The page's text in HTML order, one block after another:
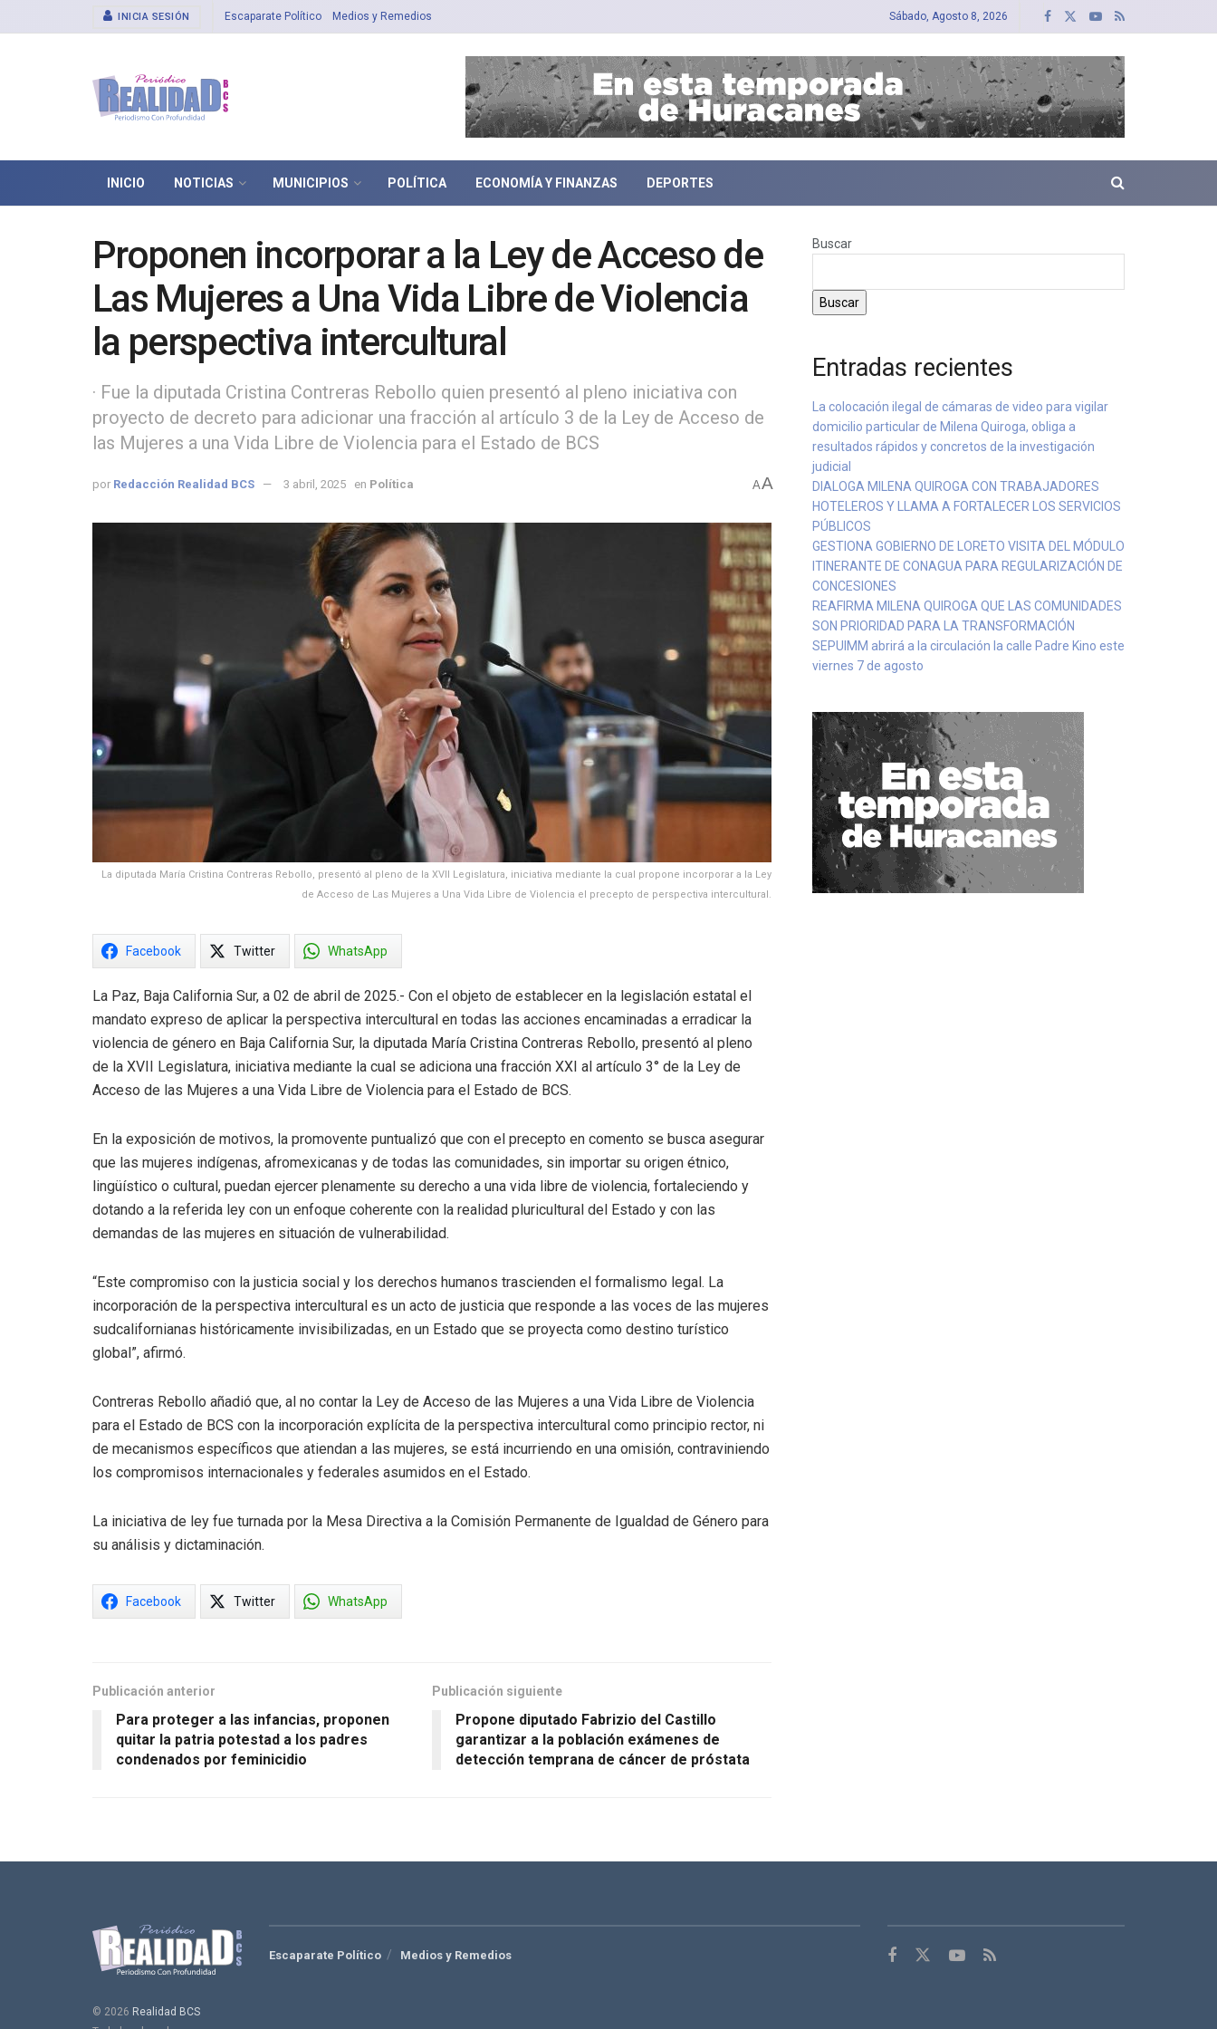
INICIA SESIÓN Escaparate Político Medios y Remedios Sábado, Agosto 8, 2026
INICIO NOTICIAS MUNICIPIOS POLÍTICA ECONOMÍA Y FINANZAS DEPORTES
Proponen incorporar a la Ley de Acceso de
Las Mujeres a Una Vida Libre de Violencia
la perspectiva intercultural
· Fue la diputada Cristina Contreras Rebollo quien presentó al pleno iniciativa con
proyecto de decreto para adicionar una fracción al artículo 3 de la Ley de Acceso de
las Mujeres a una Vida Libre de Violencia para el Estado de BCS
por Redacción Realidad BCS 3 abril, 2025 en Política AA
La diputada María Cristina Contreras Rebollo, presentó al pleno de la XVII Legislatura, iniciativa mediante la cual propone incorporar a la Ley
de Acceso de Las Mujeres a Una Vida Libre de Violencia el precepto de perspectiva intercultural.
Facebook Twitter WhatsApp
La Paz, Baja California Sur, a 02 de abril de 2025.- Con el objeto de establecer en la legislación estatal el
mandato expreso de aplicar la perspectiva intercultural en todas las acciones encaminadas a erradicar la
violencia de género en Baja California Sur, la diputada María Cristina Contreras Rebollo, presentó al pleno
de la XVII Legislatura, iniciativa mediante la cual se adiciona una fracción XXI al artículo 3° de la Ley de
Acceso de las Mujeres a una Vida Libre de Violencia para el Estado de BCS.
En la exposición de motivos, la promovente puntualizó que con el precepto en comento se busca asegurar
que las mujeres indígenas, afromexicanas y de todas las comunidades, sin importar su origen étnico,
lingüístico o cultural, puedan ejercer plenamente su derecho a una vida libre de violencia, fortaleciendo y
dotando a la referida ley con un enfoque coherente con la realidad pluricultural del Estado y con las
demandas de las mujeres en situación de vulnerabilidad.
“Este compromiso con la justicia social y los derechos humanos trascienden el formalismo legal. La
incorporación de la perspectiva intercultural es un acto de justicia que responde a las voces de las mujeres
sudcalifornianas históricamente invisibilizadas, en un Estado que se proyecta como destino turístico
global”, afirmó.
Contreras Rebollo añadió que, al no contar la Ley de Acceso de las Mujeres a una Vida Libre de Violencia
para el Estado de BCS con la incorporación explícita de la perspectiva intercultural como principio rector, ni
de mecanismos específicos que atiendan a las mujeres, se está incurriendo en una omisión, contraviniendo
los compromisos internacionales y federales asumidos en el Estado.
La iniciativa de ley fue turnada por la Mesa Directiva a la Comisión Permanente de Igualdad de Género para
su análisis y dictaminación.
Facebook Twitter WhatsApp
Publicación anterior
Para proteger a las infancias, proponen
quitar la patria potestad a los padres
condenados por feminicidio
Publicación siguiente
Propone diputado Fabrizio del Castillo
garantizar a la población exámenes de
detección temprana de cáncer de próstata
Buscar
Buscar
Entradas recientes
La colocación ilegal de cámaras de video para vigilar
domicilio particular de Milena Quiroga, obliga a
resultados rápidos y concretos de la investigación
judicial
DIALOGA MILENA QUIROGA CON TRABAJADORES
HOTELEROS Y LLAMA A FORTALECER LOS SERVICIOS
PÚBLICOS
GESTIONA GOBIERNO DE LORETO VISITA DEL MÓDULO
ITINERANTE DE CONAGUA PARA REGULARIZACIÓN DE
CONCESIONES
REAFIRMA MILENA QUIROGA QUE LAS COMUNIDADES
SON PRIORIDAD PARA LA TRANSFORMACIÓN
SEPUIMM abrirá a la circulación la calle Padre Kino este
viernes 7 de agosto
© 2026 Realidad BCS
Escaparate Político Medios y Remedios